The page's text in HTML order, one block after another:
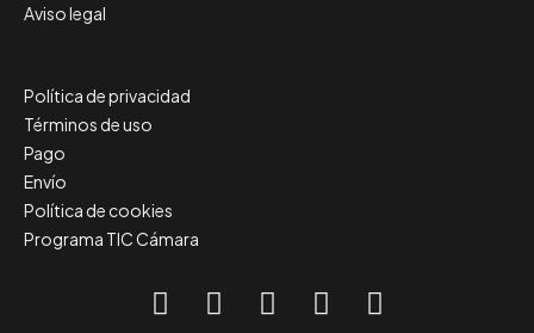
Aviso legal
Política de privacidad
Términos de uso
Pago
Envío
Política de cookies
Programa TIC Cámara